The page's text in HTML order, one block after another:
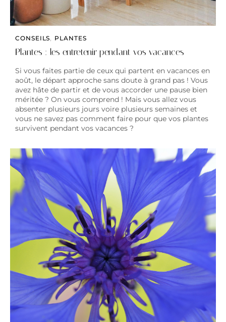
CONSEILS, PLANTES
Plantes : les entretenir pendant vos vacances
Si vous faites partie de ceux qui partent en vacances en
août, le départ approche sans doute à grand pas ! Vous
avez hâte de partir et de vous accorder une pause bien
méritée ? On vous comprend ! Mais vous allez vous
absenter plusieurs jours voire plusieurs semaines et
vous ne savez pas comment faire pour que vos plantes
survivent pendant vos vacances ?